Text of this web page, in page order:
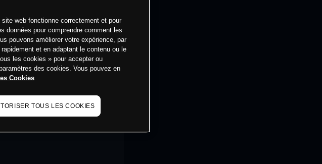
web fonctionne correctement et pour
données pour comprendre comment les
pouvons améliorer votre expérience, par
et en adaptant le contenu ou le
les cookies » pour accepter ou
des cookies. Vous pouvez en
Cookies
TOUS LES COOKIES